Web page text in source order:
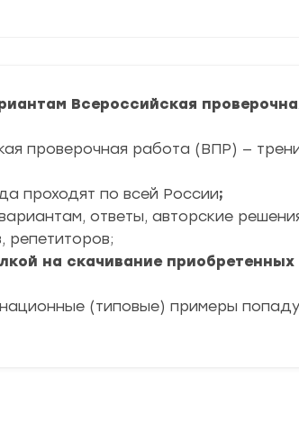
Всероссийская
проверочная работа (ВПР) —
проходят по всей России;
ответы, авторские
репетиторов;
на скачивание приобретенных
(типовые) примеры